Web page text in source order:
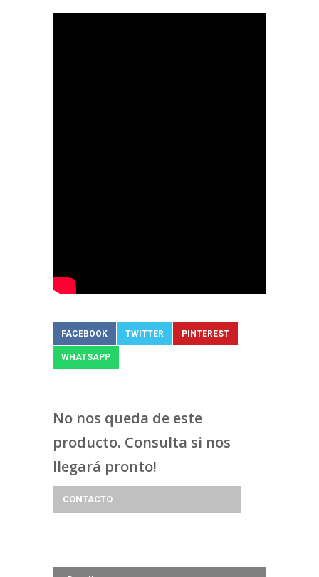
FACEBOOK TWITTER PINTEREST
WHATSAPP
No nos queda de este
producto. Consulta si nos
llegará pronto!
CONTACTO